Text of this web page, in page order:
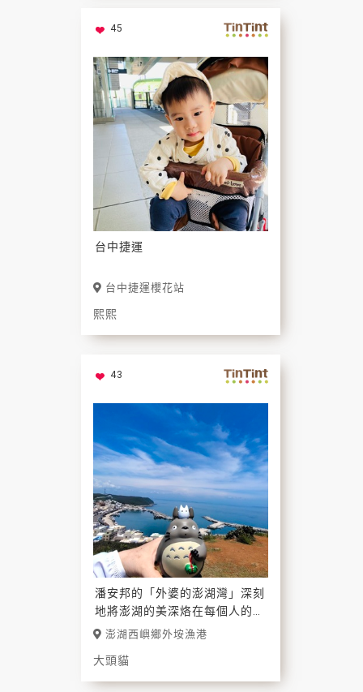
45
台中捷運
台中捷運櫻花站
熙熙
43
潘安邦的「外婆的澎湖灣」深刻
地將澎湖的美深烙在每個人的心
中，「陽光、沙灘、海浪、仙人
懷的澎湖藍！
澎湖西嶼鄉外垵漁港
大頭貓